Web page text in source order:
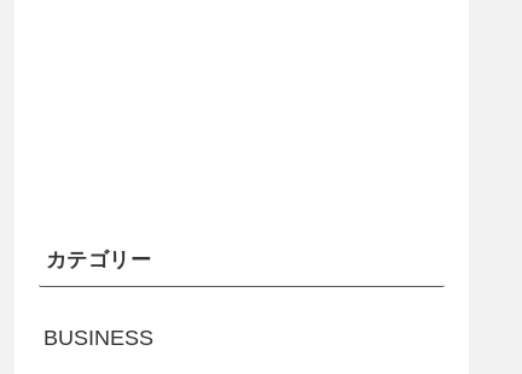
カテゴリー
BUSINESS